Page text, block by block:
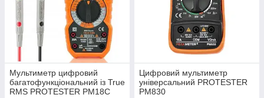
Мультиметр цифровий
багатофункціональний із True
RMS PROTESTER PM18C
Цифровий мультиметр
універсальний PROTESTER
PM830